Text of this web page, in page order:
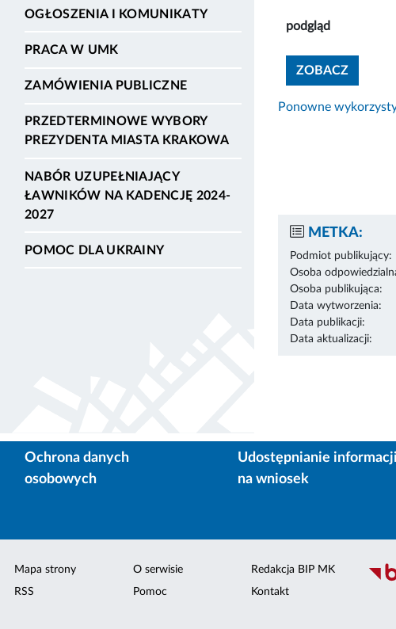
OGŁOSZENIA I KOMUNIKATY
PRACA W UMK
ZAMÓWIENIA PUBLICZNE
PRZEDTERMINOWE WYBORY
PREZYDENTA MIASTA KRAKOWA
NABÓR UZUPEŁNIAJĄCY
ŁAWNIKÓW NA KADENCJĘ 2024-
2027
POMOC DLA UKRAINY
podgląd
ZOBACZ
Ponowne
METKA:
Podmiot publikujący:
Osoba
Osoba publikująca:
Data wytworzenia:
Data publikacji:
Data aktualizacji:
Ochrona danych
osobowych
Udostępnianie informacji
na wniosek
Mapa strony
RSS
O serwisie
Pomoc
Redakcja BIP MK
Kontakt